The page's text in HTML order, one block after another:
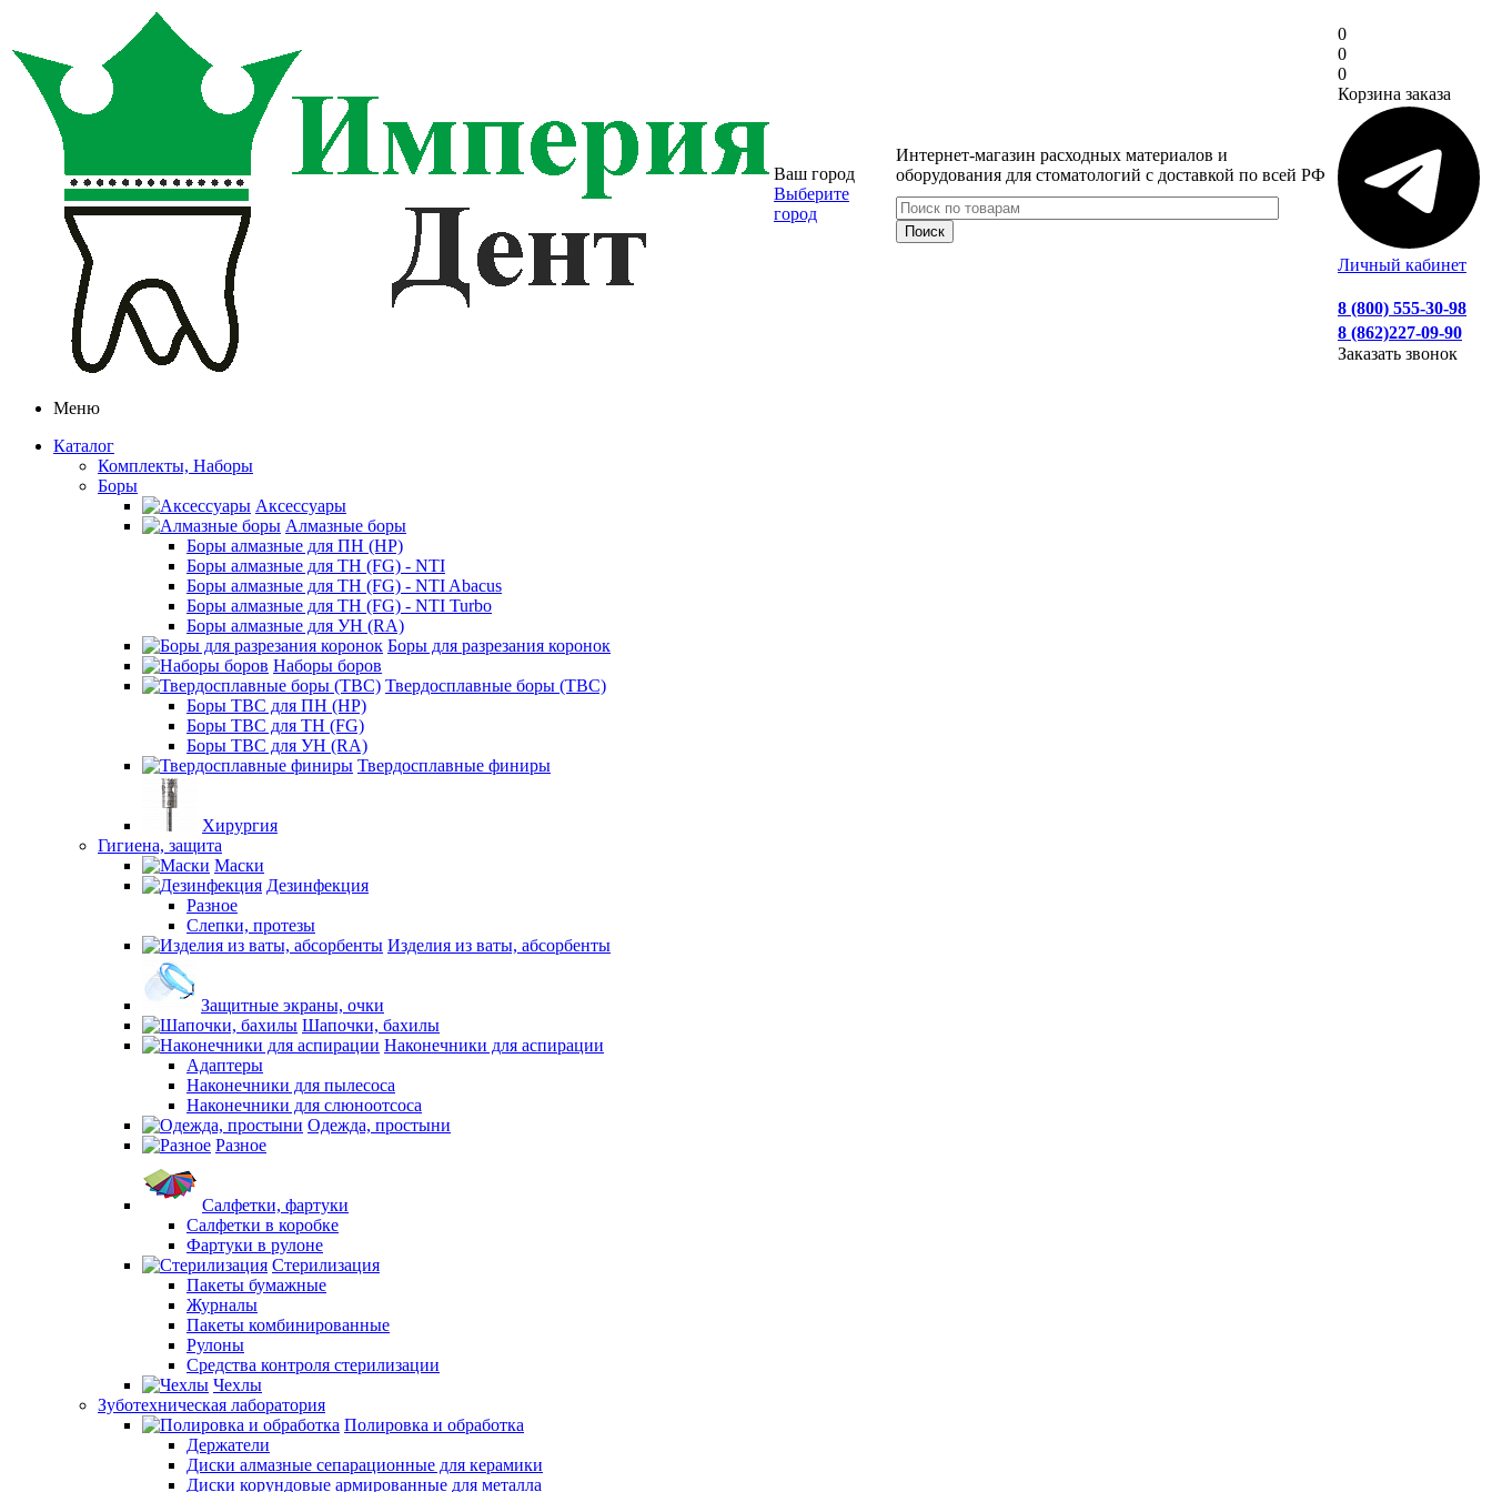
Ваш город
Выберите
город
Интернет-магазин расходных материалов и
оборудования для стоматологий с доставкой по всей РФ
0
0
0
Корзина заказа
Личный кабинет
8 (800) 555-30-98
8 (862)227-09-90
Заказать звонок
Меню
Каталог
Комплекты, Наборы
Боры
Аксессуары
Алмазные боры
Боры алмазные для ПН (HP)
Боры алмазные для ТН (FG) - NTI
Боры алмазные для ТН (FG) - NTI Abacus
Боры алмазные для ТН (FG) - NTI Turbo
Боры алмазные для УН (RA)
Боры для разрезания коронок
Наборы боров
Твердосплавные боры (ТВС)
Боры ТВС для ПН (HP)
Боры ТВС для ТН (FG)
Боры ТВС для УН (RA)
Твердосплавные финиры
Хирургия
Гигиена, защита
Маски
Дезинфекция
Разное
Слепки, протезы
Изделия из ваты, абсорбенты
Защитные экраны, очки
Шапочки, бахилы
Наконечники для аспирации
Адаптеры
Наконечники для пылесоса
Наконечники для слюноотсоса
Одежда, простыни
Разное
Салфетки, фартуки
Салфетки в коробке
Фартуки в рулоне
Стерилизация
Пакеты бумажные
Журналы
Пакеты комбинированные
Рулоны
Средства контроля стерилизации
Чехлы
Зуботехническая лаборатория
Полировка и обработка
Держатели
Диски алмазные сепарационные для керамики
Диски корундовые армированные для металла